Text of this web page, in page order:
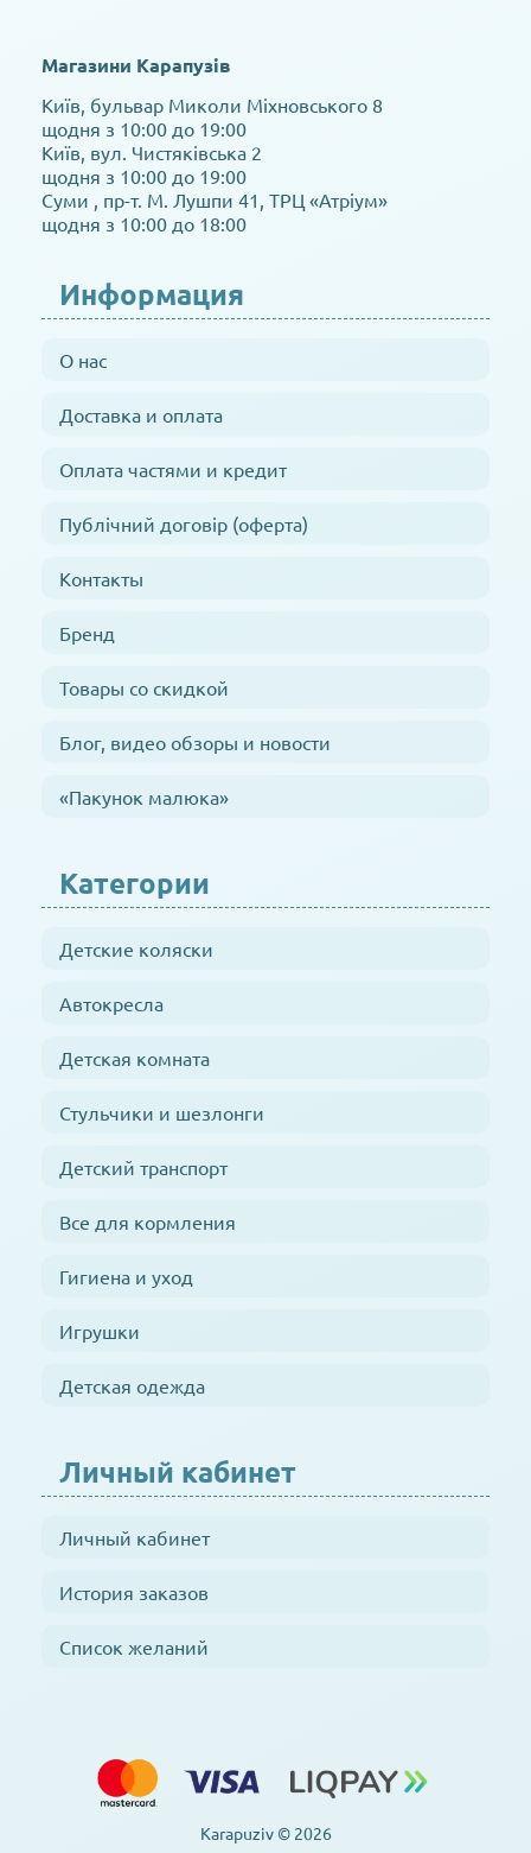
Магазини Карапузів
Київ, бульвар Миколи Міхновського 8
щодня з 10:00 до 19:00
Київ, вул. Чистяківська 2
щодня з 10:00 до 19:00
Суми , пр-т. М. Лушпи 41, ТРЦ «Атріум»
щодня з 10:00 до 18:00
Информация
О нас
Доставка и оплата
Оплата частями и кредит
Публічний договір (оферта)
Контакты
Бренд
Товары со скидкой
Блог, видео обзоры и новости
«Пакунок малюка»
Категории
Детские коляски
Автокресла
Детская комната
Стульчики и шезлонги
Детский транспорт
Все для кормления
Гигиена и уход
Игрушки
Детская одежда
Личный кабинет
Личный кабинет
История заказов
Список желаний
Karapuziv © 2026